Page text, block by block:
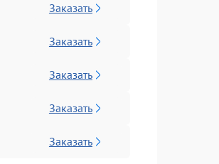
Заказать
Заказать
Заказать
Заказать
Заказать